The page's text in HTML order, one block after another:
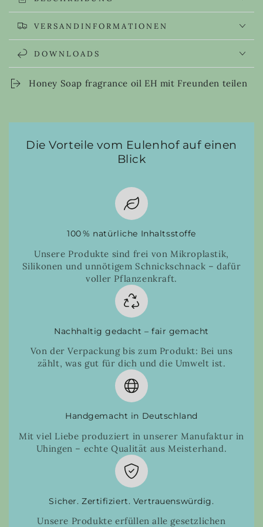
VERSANDINFORMATIONEN
DOWNLOADS
Honey Soap fragrance oil EH mit Freunden teilen
Die Vorteile vom Eulenhof auf einen
Blick
100 % natürliche Inhaltsstoffe
Unsere Produkte sind frei von Mikroplastik,
Silikonen und unnötigem Schnickschnack – dafür
voller Pflanzenkraft.
Nachhaltig gedacht – fair gemacht
Von der Verpackung bis zum Produkt: Bei uns
zählt, was gut für dich und die Umwelt ist.
Handgemacht in Deutschland
Mit viel Liebe produziert in unserer Manufaktur in
Uhingen – echte Qualität aus Meisterhand.
Sicher. Zertifiziert. Vertrauenswürdig.
Unsere Produkte erfüllen alle gesetzlichen